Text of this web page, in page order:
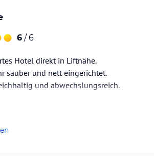
6 / 6
Hotel direkt in Liftnähe.
sauber und nett eingerichtet.
und abwechslungsreich.